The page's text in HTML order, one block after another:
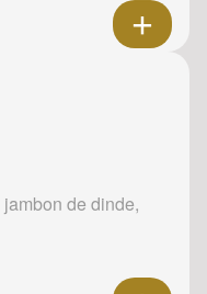
de dinde,